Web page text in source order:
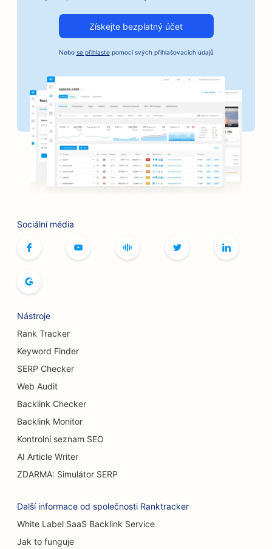
SEO pro automobilové firmy
SEO pro pekárny
SEO pro kadeřnictví
SEO pro grilovací klouby
SEO pro butiky
SEO pro služby botoxu a výplní
SEO pro knihkupectví
SEO pro služby zvětšení prsou
SEO pro bufetové restaurace
SEO pro Burger Trucks
SEO pro popáleninové chirurgy
SEO pro cukrárny
SEO pro restaurace s příležitostným stravováním
SEO pro prodejny koberců a podlahových krytin
SEO pro myčky aut
Získejte bezplatný účet
Nebo se přihlastepomocí svých přihlašovacích údajů
Sociální média
Nástroje
Rank Tracker
Keyword Finder
SERP Checker
Web Audit
Backlink Checker
Backlink Monitor
Kontrolní seznam SEO
AI Article Writer
ZDARMA: Simulátor SERP
Další informace od společnosti Ranktracker
White Label SaaS Backlink Service
Jak to funguje